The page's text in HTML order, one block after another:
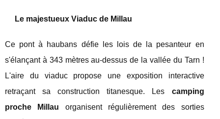
Le majestueux Viaduc de Millau
Ce pont à haubans défie les lois de la pesanteur en
s'élançant à 343 mètres au-dessus de la vallée du Tarn !
L'aire du viaduc propose une exposition interactive
retraçant sa construction titanesque. Les camping
proche Millau organisent régulièrement des sorties